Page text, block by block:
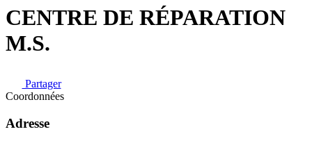
CENTRE DE RÉPARATION
M.S.
Partager
Coordonnées
Adresse